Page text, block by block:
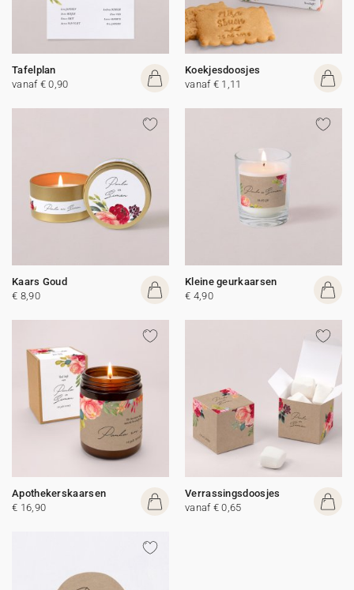
Tafelplan
vanaf € 0,90
Koekjesdoosjes
vanaf € 1,11
Kaars Goud
€ 8,90
Kleine geurkaarsen
€ 4,90
Apothekerskaarsen
€ 16,90
Verrassingsdoosjes
vanaf € 0,65